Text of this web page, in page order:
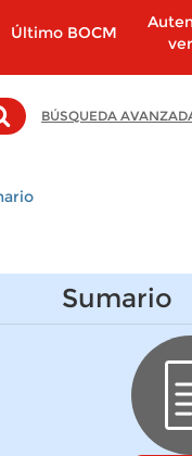
Último BOCM
BÚSQUEDA
Sumario